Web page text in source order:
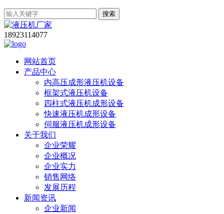
搜索
18923114077
网站首页
产品中心
内高压成形液压机设备
框架式液压机设备
四柱式液压机成形设备
快速液压机成形设备
伺服液压机成形设备
关于我们
企业荣耀
企业概况
企业实力
销售网络
发展历程
新闻资讯
企业新闻